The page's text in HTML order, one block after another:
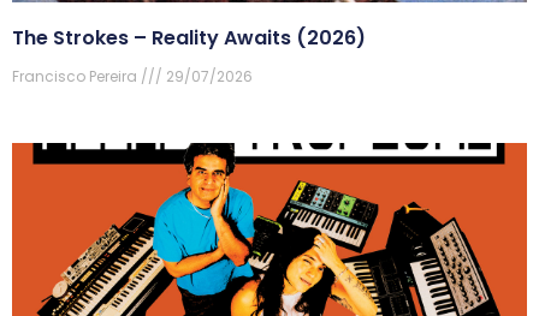
The Strokes – Reality Awaits (2026)
Francisco Pereira 29/07/2026